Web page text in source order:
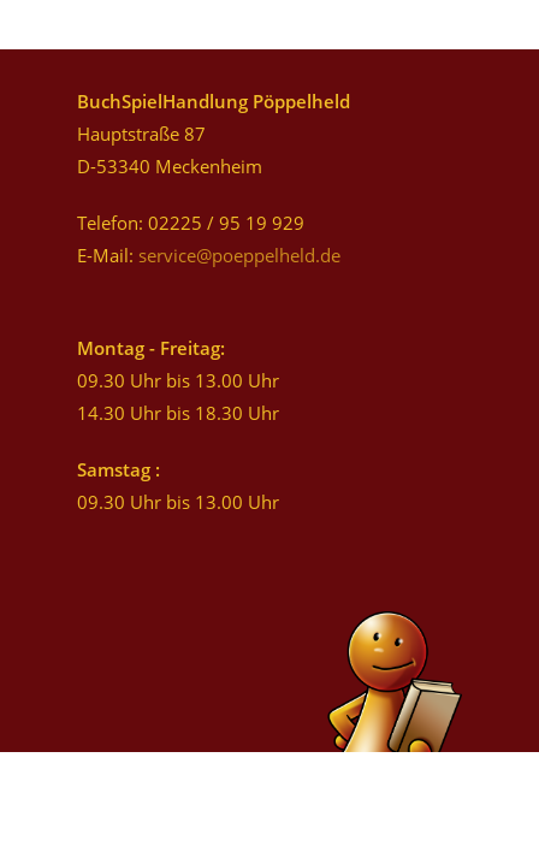
BuchSpielHandlung Pöppelheld
Hauptstraße 87
D-53340 Meckenheim
Telefon: 02225 / 95 19 929
E-Mail: service@poeppelheld.de
Montag - Freitag:
09.30 Uhr bis 13.00 Uhr
14.30 Uhr bis 18.30 Uhr
Samstag :
09.30 Uhr bis 13.00 Uhr